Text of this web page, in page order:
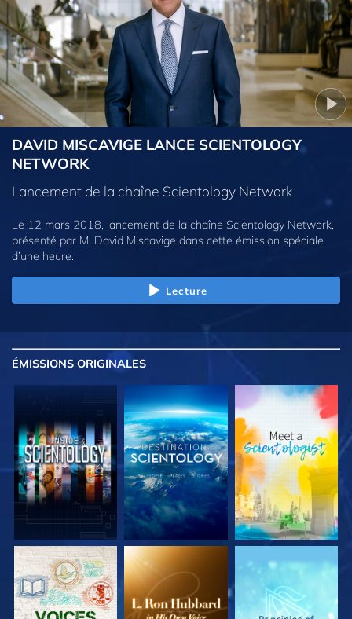
DAVID MISCAVIGE LANCE SCIENTOLOGY
NETWORK
Lancement de la chaîne Scientology Network
Le 12 mars 2018, lancement de la chaîne Scientology Network,
présenté par M. David Miscavige dans cette émission spéciale
d’une heure.
Lecture
ÉMISSIONS ORIGINALES
DÉCOUVRIR LES
SÉRIES
DÉCOUVRIR LES
SÉRIES
DÉCOUVRIR LES
SÉRIES